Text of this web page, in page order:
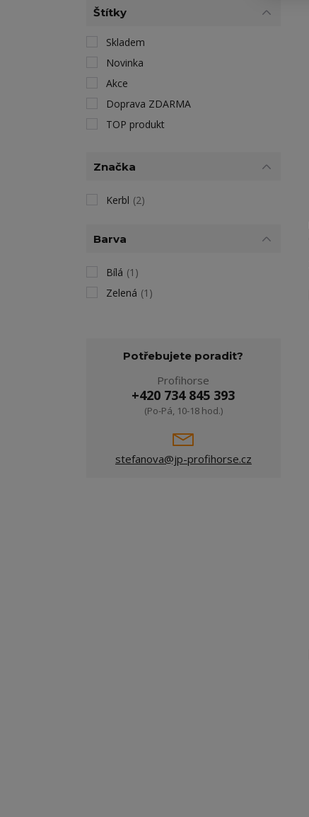
Štítky
Skladem
Novinka
Akce
Doprava ZDARMA
TOP produkt
Značka
Kerbl (2)
Barva
Bílá (1)
Zelená (1)
Potřebujete poradit?
Profihorse
+420 734 845 393
(Po-Pá, 10-18 hod.)
stefanova@jp-profihorse.cz